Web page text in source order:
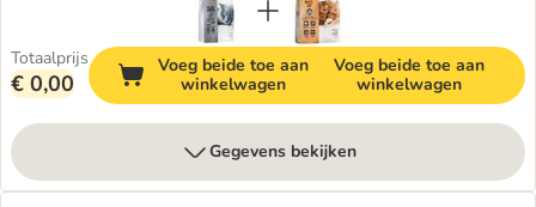
Totaalprijs
€ 0,00
Voeg beide toe aan
winkelwagen
Voeg beide toe aan
winkelwagen
Gegevens bekijken